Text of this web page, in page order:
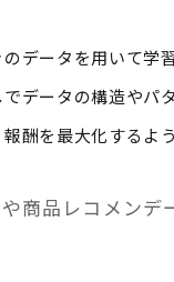
のデータを用いて学
でデータの構造やパ
報酬を最大化するよ
商品レコメン